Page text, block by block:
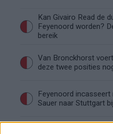
Kan Givairo Read de
Feyenoord worden?
bereik
Van Bronckhorst
deze twee posities
Feyenoord
Sauer naar Stuttgart